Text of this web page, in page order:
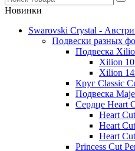
Новинки
Swarovski Crystal -
Подвески разных
Подвеска
Xilion
Xilion
Круг Classic
Подвеска
Сердце Heart
Heart
Heart
Heart
Princess Cut